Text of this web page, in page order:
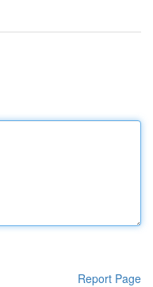
Report Page